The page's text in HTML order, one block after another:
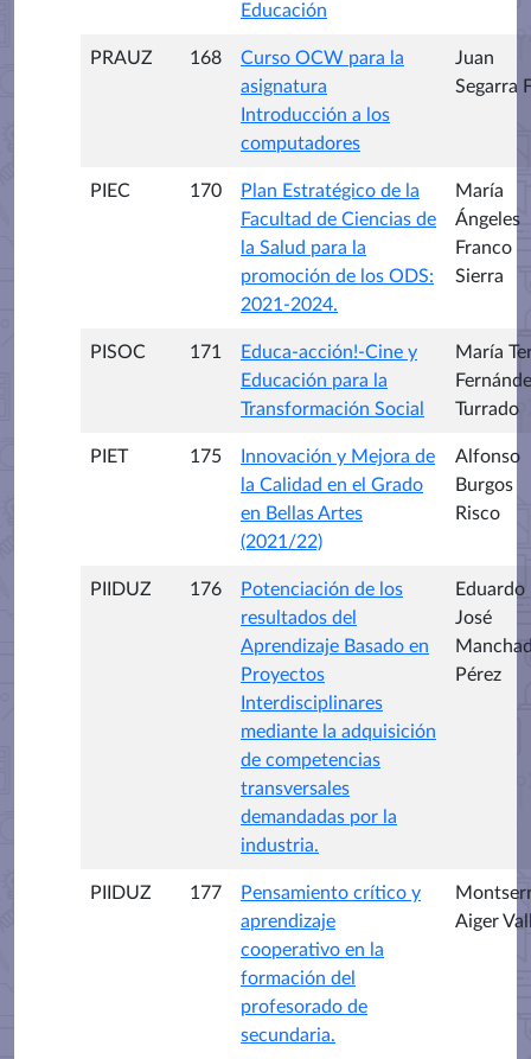
Educación
PRAUZ 168
Curso OCW para la
asignatura
Introducción a los
computadores
Juan
Segarra
PIEC 170
Plan Estratégico de la
Facultad de Ciencias de
la Salud para la
promoción de los ODS:
2021-2024.
María
Ángeles
Franco
Sierra
PISOC 171
Educa-acción!-Cine y
Educación para la
Transformación Social
María
Turrado
PIET 175
Innovación y Mejora de
la Calidad en el Grado
en Bellas Artes
(2021/22)
Alfonso
Burgos
Risco
PIIDUZ 176
Potenciación de los
resultados del
Aprendizaje Basado en
Proyectos
Interdisciplinares
mediante la adquisición
de competencias
transversales
demandadas por la
industria.
Eduardo
José
Pérez
PIIDUZ 177
Pensamiento crítico y
aprendizaje
cooperativo en la
formación del
profesorado de
secundaria.
Aiger